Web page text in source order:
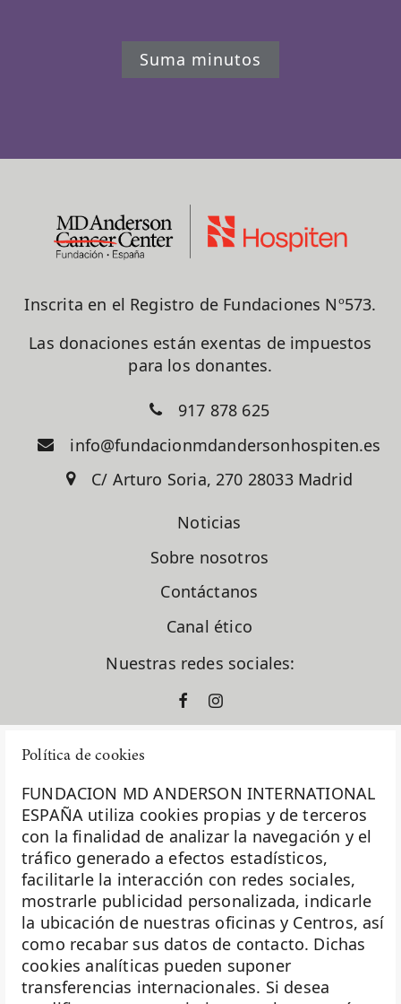
Política de cookies
FUNDACION MD ANDERSON INTERNATIONAL
ESPAÑA utiliza cookies propias y de terceros
con la finalidad de analizar la navegación y el
tráfico generado a efectos estadísticos,
facilitarle la interacción con redes sociales,
mostrarle publicidad personalizada, indicarle
la ubicación de nuestras oficinas y Centros, así
como recabar sus datos de contacto. Dichas
cookies analíticas pueden suponer
transferencias internacionales. Si desea
Suma minutos
Inscrita en el Registro de Fundaciones Nº573.
Las donaciones están exentas de impuestos
para los donantes.
917 878 625
info@fundacionmdandersonhospiten.es
C/ Arturo Soria, 270 28033 Madrid
Noticias
Sobre nosotros
Contáctanos
Canal ético
Nuestras redes sociales:
La Fundación MD Anderson España - Hospiten es
miembro de laAsociación Española de Fundaciones
Investigación
Biobanco
Docencia